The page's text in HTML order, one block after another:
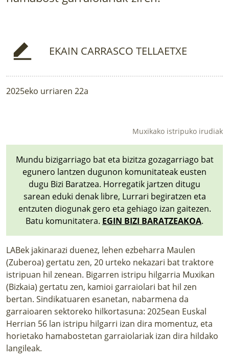
LURRAREN AGENDA
EKAIN CARRASCO TELLAETXE
2025eko urriaren 22a
Muxikako istripuko irudiak
Mundu bizigarriago bat eta bizitza gozagarriago bat
egunero lantzen dugunon komunitateak eusten
dugu Bizi Baratzea. Horregatik jartzen ditugu
sarean eduki denak libre, Lurrari begiratzen eta
entzuten diogunak gero eta gehiago izan gaitezen.
Batu komunitatera. EGIN BIZI BARATZEAKOA.
LABek jakinarazi duenez, lehen ezbeharra Maulen
(Zuberoa) gertatu zen, 20 urteko nekazari bat traktore
istripuan hil zenean. Bigarren istripu hilgarria Muxikan
(Bizkaia) gertatu zen, kamioi garraiolari bat hil zen
bertan. Sindikatuaren esanetan, nabarmena da
garraioaren sektoreko hilkortasuna: 2025ean Euskal
Herrian 56 lan istripu hilgarri izan dira momentuz, eta
horietako hamabostetan garraiolariak izan dira hildako
langileak.